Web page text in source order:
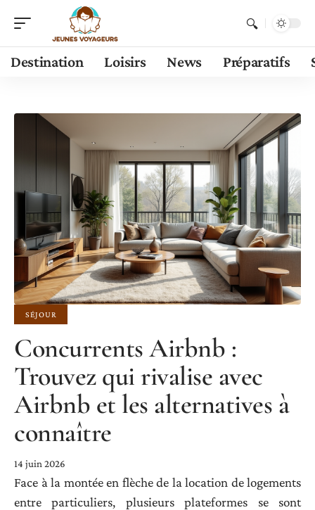
Destination Loisirs News Préparatifs
SÉJOUR
Concurrents Airbnb :
Trouvez qui rivalise avec
Airbnb et les alternatives à
connaître
14 juin 2026
Face à la montée en flèche de la location de logements
entre particuliers, plusieurs plateformes se sont